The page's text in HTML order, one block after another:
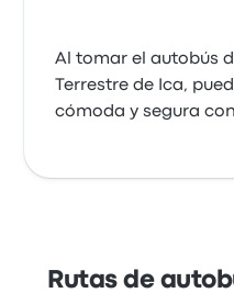
Al tomar el autobús
Terrestre de Ica,
cómoda y segura
Rutas de